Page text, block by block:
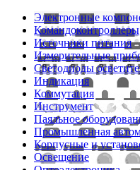
Электронные
Командоконтроллеры
Источники питания
Измерительные
Светодиоды
Индикация
Коммутация
Инструмент
Паяльное
Промышленная
Корпусные и
Освещение